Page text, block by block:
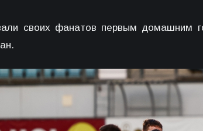
своих фанатов первым домашним